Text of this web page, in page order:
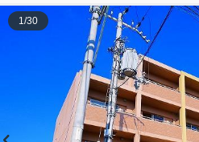
1/30